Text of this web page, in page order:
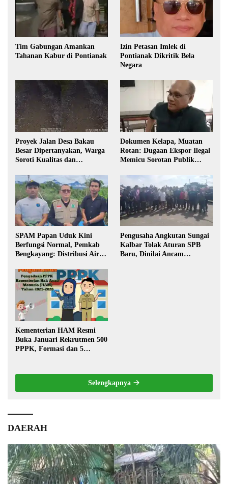
Tim Gabungan Amankan
Tahanan Kabur di Pontianak
Izin Petasan Imlek di
Pontianak Dikritik Bela
Negara
Proyek Jalan Desa Bakau
Besar Dipertanyakan, Warga
Soroti Kualitas dan
Pembangunan
Dokumen Kelapa, Muatan
Rotan: Dugaan Ekspor Ilegal
Memicu Sorotan Publik
SPAM Papan Uduk Kini
Berfungsi Normal, Pemkab
Bengkayang: Distribusi Air
Warga
Pengusaha Angkutan Sungai
Kalbar Tolak Aturan SPB
Baru, Dinilai Ancam
Kementerian HAM Resmi
Buka Januari Rekrutmen 500
PPPK, Formasi dan 5
Selengkapnya
DAERAH